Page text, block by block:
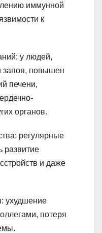
иммунной
к
у людей,
запоя, повышен
печени,
органов.
регулярные
развитие
и даже
ухудшение
потеря